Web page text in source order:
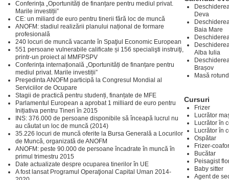
Conferința „Oportunități de finanțare pentru mediul privat.
Marile investiții”
CE: un miliard de euro pentru tinerii fără loc de muncă
ANOFM: stadiul realizării planului național de formare
profesională
240 locuri de muncă vacante în Spaţiul Economic European
551 persoane vulnerabile calificate și 156 specialişti instruiţi,
printr-un proiect al MMFPSPV
Conferința internațională „Oportunități de finanțare pentru
mediul privat. Marile investiții”
Preşedinta ANOFM participă la Congresul Mondial al
Serviciilor de Ocupare
Stagii de practică pentru studenți, finanțate de MFE
Parlamentul European a aprobat 1 milliard de euro pentru
Inițiativa pentru Tineri în 2015
INS: 376.000 de persoane disponibile să înceapă lucrul nu
au căutat un loc de muncă (2014)
35.226 locuri de muncă oferite la Bursa Generală a Locurilor
de Muncă, organizată de ANOFM
ANOFM: peste 90.000 de persoane încadrate în muncă în
primul trimestru 2015
Date actualizate despre ocuparea tinerilor în UE
A fost lansat Programul Operaţional Capital Uman 2014-
Deva
Baia Mare
Alba Iulia
Brașov
Masă
Cursuri
Frizer
Lucrător
Lucrător în
Lucrător în
Ospătar
Frizer-
Bucătar
Peisagist
Baby sitter
Agent de